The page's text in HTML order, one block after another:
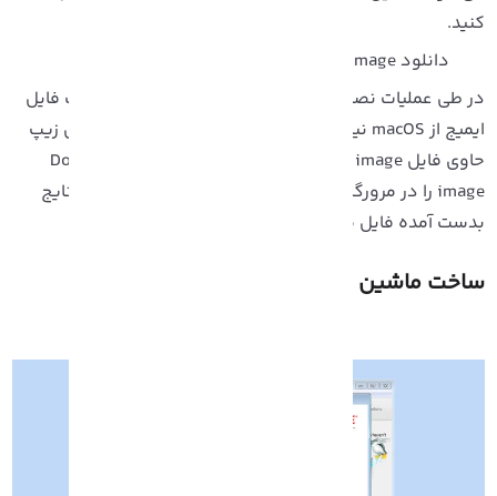
دانلود macOS disk image:
در طی عملیات نصب macOS در ماشین مجازی، شما به یک فایل
ایمیج از macOS نیاز خواهید داشت. برای دانلود یکی فایل زیپ
حاوی فایل image مورد نیاز عبارت Download a macOS disk
image را در مرورگر خود تایپ کنید. می‌توانید در یکی از نتایج
آمده فایل مورد نظر را دانلود کنید.
ماشین مجازی